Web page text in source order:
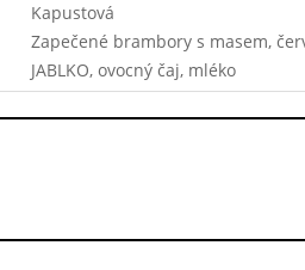
Kapustová
Zapečené brambory s masem,
JABLKO, ovocný čaj, mléko